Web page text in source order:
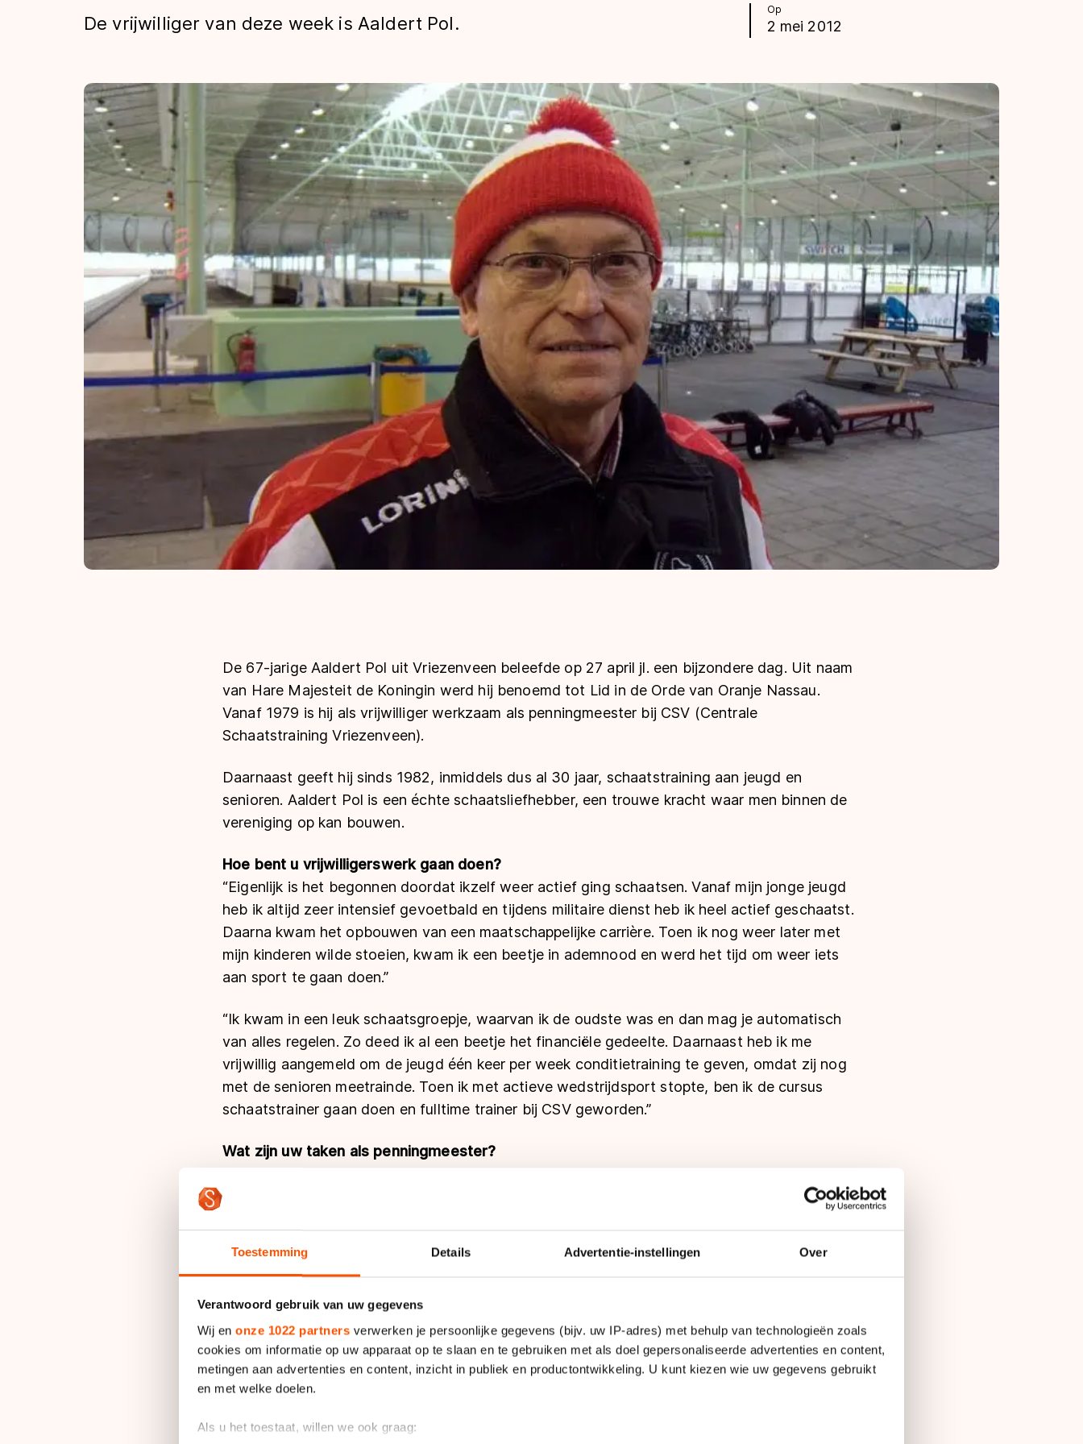
Toestemming Details Advertentie-instellingen Over
Verantwoord gebruik van uw gegevens
Wij en onze 1022 partners verwerken je persoonlijke gegevens (bijv. uw IP-adres) met behulp van technologieën zoals
cookies om informatie op uw apparaat op te slaan en te gebruiken met als doel gepersonaliseerde advertenties en content,
metingen aan advertenties en content, inzicht in publiek en productontwikkeling. U kunt kiezen wie uw gegevens gebruikt
en met welke doelen.
Als u het toestaat, willen we ook graag:
Tijden & historie
De weg op
Schaatsfans
Olympische Spelen
Op
2 mei 2012
De vrijwilliger van deze week is Aaldert Pol.
De 67-jarige Aaldert Pol uit Vriezenveen beleefde op 27 april jl. een bijzondere dag. Uit naam
van Hare Majesteit de Koningin werd hij benoemd tot Lid in de Orde van Oranje Nassau.
Vanaf 1979 is hij als vrijwilliger werkzaam als penningmeester bij CSV (Centrale
Schaatstraining Vriezenveen).
Daarnaast geeft hij sinds 1982, inmiddels dus al 30 jaar, schaatstraining aan jeugd en
senioren. Aaldert Pol is een échte schaatsliefhebber, een trouwe kracht waar men binnen de
vereniging op kan bouwen.
Hoe bent u vrijwilligerswerk gaan doen?
“Eigenlijk is het begonnen doordat ikzelf weer actief ging schaatsen. Vanaf mijn jonge jeugd
heb ik altijd zeer intensief gevoetbald en tijdens militaire dienst heb ik heel actief geschaatst.
Daarna kwam het opbouwen van een maatschappelijke carrière. Toen ik nog weer later met
mijn kinderen wilde stoeien, kwam ik een beetje in ademnood en werd het tijd om weer iets
aan sport te gaan doen.”
“Ik kwam in een leuk schaatsgroepje, waarvan ik de oudste was en dan mag je automatisch
van alles regelen. Zo deed ik al een beetje het financiële gedeelte. Daarnaast heb ik me
vrijwillig aangemeld om de jeugd één keer per week conditietraining te geven, omdat zij nog
met de senioren meetrainde. Toen ik met actieve wedstrijdsport stopte, ben ik de cursus
schaatstrainer gaan doen en fulltime trainer bij CSV geworden.”
Wat zijn uw taken als penningmeester?
met de secretaris de ledenadministratie bij. Als straks de trainingskaarten weer aangevraagd
financiële gedeelte daarvan heb ik onder mijn beheer, inclusief de licenties die automatisch
Hoeveel trainingsuren geeft u per week?
“In de beginperiode dat ik schaatstrainer was, gaf ik één keer per week ’s avonds anderhalf
uur training. Nu is dat wel drie tot vier keer per week, gemiddeld twee uur. ’s Winters wordt
het nog intensiever vanwege de coaching tijdens wedstrijden op zaterdag en zondag.”
Wat vindt uw vrouw hiervan?